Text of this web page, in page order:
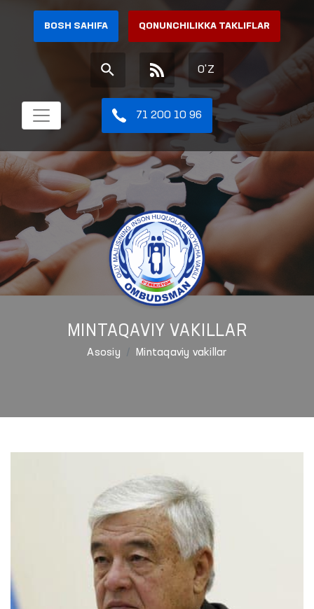
BOSH SAHIFA QONUNCHILIKKA TAKLIFLAR
O'Z
71 200 10 96
MINTAQAVIY VAKILLAR
Asosiy Mintaqaviy vakillar